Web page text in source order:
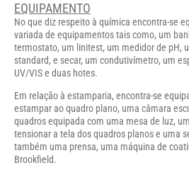
EQUIPAMENTO
No que diz respeito à química encontra-se
variada de equipamentos tais como, um
termostato, um linitest, um medidor de pH,
standard, e secar, um condutivímetro, um
UV/VIS e duas hotes.
Em relação à estamparia, encontra-se
estampar ao quadro plano, uma câmara
quadros equipada com uma mesa de luz,
tensionar a tela dos quadros planos e uma
também uma prensa, uma máquina de
Brookfield.